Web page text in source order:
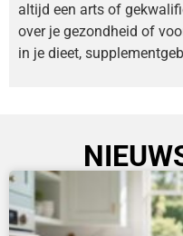
altijd een arts of
over je gezondheid of
in je dieet,